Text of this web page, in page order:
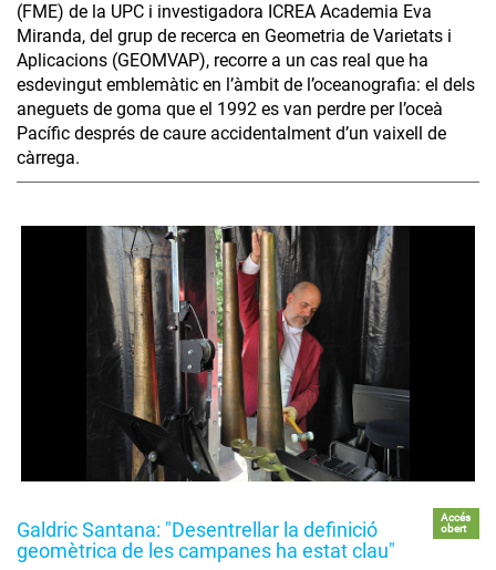
(FME) de la UPC i investigadora ICREA Academia Eva
Miranda, del grup de recerca en Geometria de Varietats i
Aplicacions (GEOMVAP), recorre a un cas real que ha
esdevingut emblemàtic en l’àmbit de l’oceanografia: el dels
aneguets de goma que el 1992 es van perdre per l’oceà
Pacífic després de caure accidentalment d’un vaixell de
càrrega.
Galdric Santana: "Desentrellar la definició
geomètrica de les campanes ha estat clau"
Accés
obert